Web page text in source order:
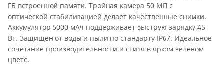
ГБ встроенной памяти. Тройная камера 50 МП с
оптической стабилизацией делает качественные снимки.
Аккумулятор 5000 мАч поддерживает быструю зарядку 45
Вт. Защищен от воды и пыли по стандарту IP67. Идеальное
сочетание производительности и стиля в ярком зеленом
цвете.